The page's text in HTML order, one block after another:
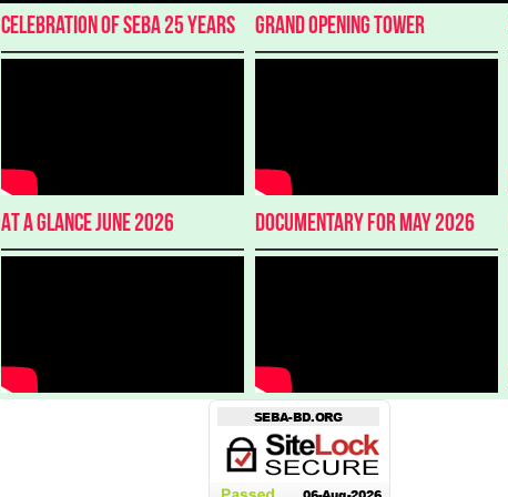
Celebration of SEBA 25 Years
At a glance June 2026
Grand Opening Tower
Documentary for May 2026